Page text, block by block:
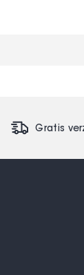
Gratis